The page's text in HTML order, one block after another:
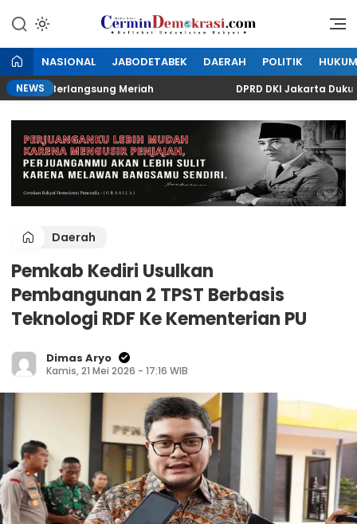
konten
CerminDemokrasi.com
Refleksi Kedaulatan Rakyat
NASIONAL JABODETABEK DAERAH POLITIK HUKUM
NEWSBerlangsung Meriah DPRD DKI Jakarta
Daerah
Pemkab Kediri Usulkan
Pembangunan 2 TPST Berbasis
Teknologi RDF Ke Kementerian PU
Dimas Aryo
Kamis, 21 Mei 2026 - 17:16 WIB